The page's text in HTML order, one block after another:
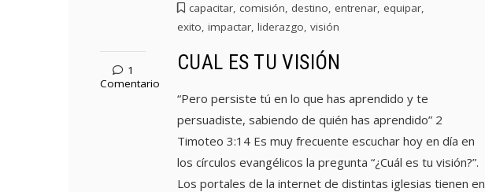
1
Comentario
capacitar, comisión, destino, entrenar, equipar,
exito, impactar, liderazgo, visión
CUAL ES TU VISIÓN
“Pero persiste tú en lo que has aprendido y te
persuadiste, sabiendo de quién has aprendido” 2
Timoteo 3:14 Es muy frecuente escuchar hoy en día en
los círculos evangélicos la pregunta “¿Cuál es tu visión?”.
Los portales de la internet de distintas iglesias tienen en